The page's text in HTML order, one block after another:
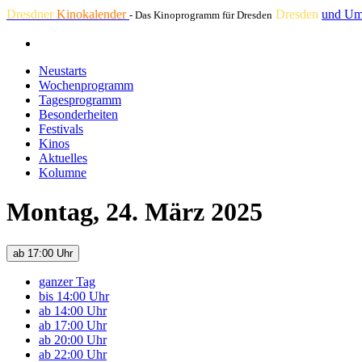
DresdnerKinokalender - Das Kinoprogramm für Dresden Dresden und
Neustarts
Wochenprogramm
Tagesprogramm
Besonderheiten
Festivals
Kinos
Aktuelles
Kolumne
Montag, 24. März 2025
ab 17:00 Uhr
ganzer Tag
bis 14:00 Uhr
ab 14:00 Uhr
ab 17:00 Uhr
ab 20:00 Uhr
ab 22:00 Uhr